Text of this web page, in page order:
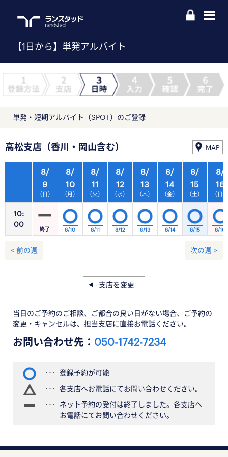
【1日から】単発アルバイト
単発・短期アルバイト（SPOT）のご登録
高松支店（香川・岡山含む） MAP
10:
00
8/
9
（日）
8/
10
（月）
8/
11
（火）
8/
12
（水）
8/
13
（木）
8/
14
（金）
8/
15
（土）
終了 8/10 8/11 8/12 8/13 8/14 8/15
8/
16
（日）
8/16
< 前の週 次の週 >
支店を変更
当日のご予約のご相談、ご都合の良い日がない場合、ご予約の
変更・キャンセルは、担当支店に直接お電話ください。
お問い合わせ先： 050-1742-7234
登録予約が可能
各支店へお電話にてお問い合わせください。
ネット予約の受付は終了しました。各支店へ
お電話にてお問い合わせください。